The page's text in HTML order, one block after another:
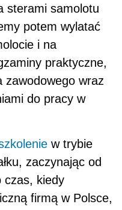
sterami samolotu
potem wylatać
i na
praktyczne,
zawodowego wraz
do pracy w
w trybie
zaczynając od
czas, kiedy
firmą w Polsce,